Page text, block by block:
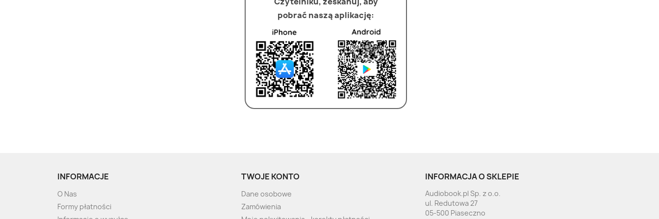
pobrać naszą aplikację:
INFORMACJE
O Nas
Formy płatności
TWOJE KONTO
Dane osobowe
Zamówienia
INFORMACJA O SKLEPIE
Audiobook.pl Sp. z o.o.
ul. Redutowa 27
05-500 Piaseczno